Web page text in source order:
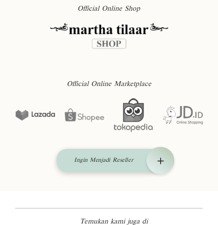
Official Online Shop
Official Online Marketplace
Ingin Menjadi Reseller
Temukan kami juga di